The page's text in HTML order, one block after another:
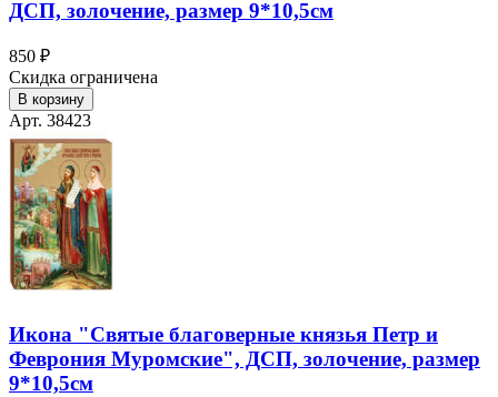
ДСП, золочение, размер 9*10,5см
850 ₽
Скидка ограничена
В корзину
Арт. 38423
Икона "Святые благоверные князья Петр и
Феврония Муромские", ДСП, золочение, размер
9*10,5см